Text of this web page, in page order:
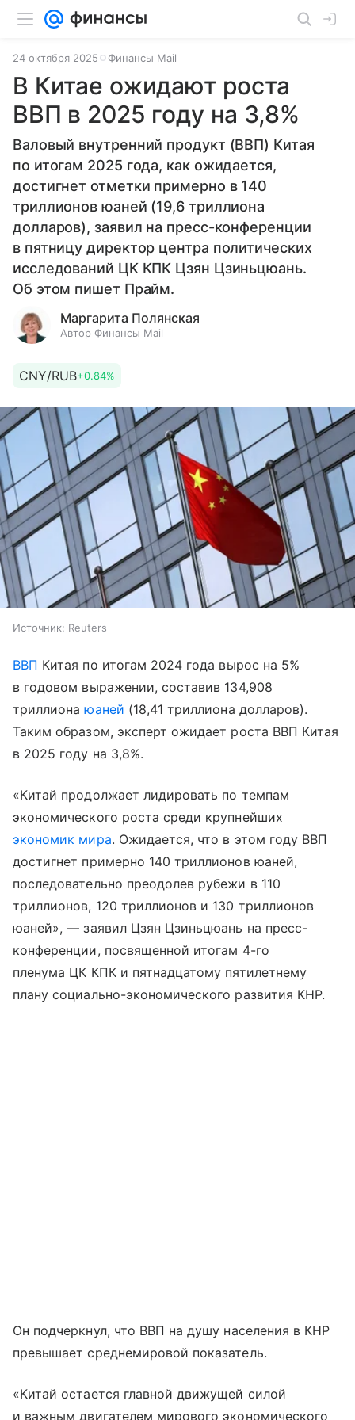
24 октября 2025 Финансы Mail
В Китае ожидают роста
ВВП в 2025 году на 3,8%
Валовый внутренний продукт (ВВП) Китая
по итогам 2025 года, как ожидается,
достигнет отметки примерно в 140
триллионов юаней (19,6 триллиона
долларов), заявил на пресс-конференции
в пятницу директор центра политических
исследований ЦК КПК Цзян Цзиньцюань.
Об этом пишет Прайм.
Маргарита Полянская
Автор Финансы Mail
CNY/RUB+0.84%
Источник: Reuters
ВВП Китая по итогам 2024 года вырос на 5%
в годовом выражении, составив 134,908
триллионаюаней (18,41 триллиона долларов).
Таким образом, эксперт ожидает роста ВВП Китая
в 2025 году на 3,8%.
«Китай продолжает лидировать по темпам
экономического роста среди крупнейших
экономик мира. Ожидается, что в этом году ВВП
достигнет примерно 140 триллионов юаней,
последовательно преодолев рубежи в 110
триллионов, 120 триллионов и 130 триллионов
юаней», — заявил Цзян Цзиньцюань на пресс-
конференции, посвященной итогам 4-го
пленума ЦК КПК и пятнадцатому пятилетнему
плану социально-экономического развития КНР.
Он подчеркнул, что ВВП на душу населения в КНР
превышает среднемировой показатель.
«Китай остается главной движущей силой
и важным двигателем мирового экономического